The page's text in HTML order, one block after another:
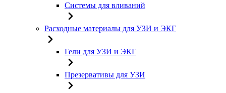
Системы для вливаний
Расходные материалы для УЗИ и ЭКГ
Гели для УЗИ и ЭКГ
Презервативы для УЗИ